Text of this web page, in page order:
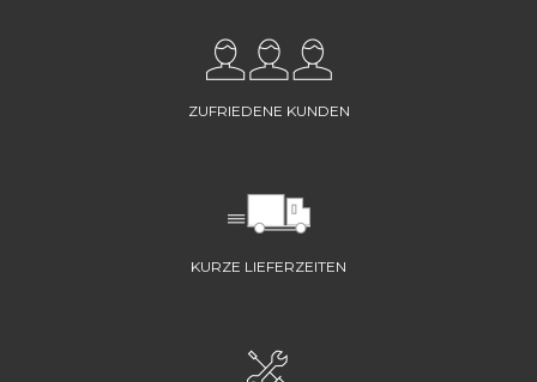
ZUFRIEDENE KUNDEN
KURZE LIEFERZEITEN